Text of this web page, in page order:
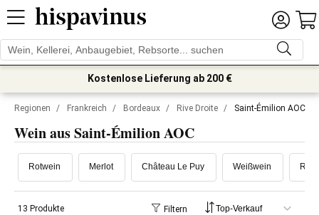
Kostenlose Lieferung ab 200 €
Regionen / Frankreich / Bordeaux / Rive Droite / Saint-Émilion AOC
Wein aus Saint-Émilion AOC
Rotwein Merlot Château Le Puy Weißwein
13 Produkte Filtern